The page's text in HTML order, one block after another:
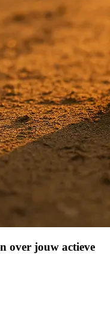
over jouw actieve